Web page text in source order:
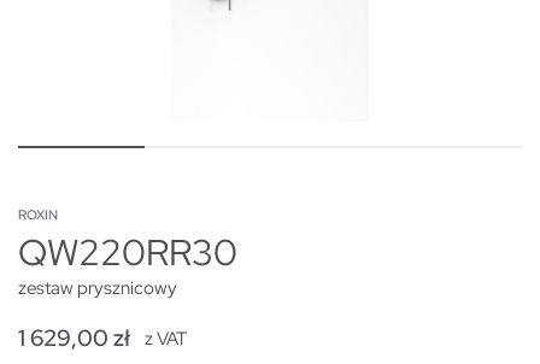
ROXIN
QW220RR30
zestaw prysznicowy
1 629,00 zł z VAT